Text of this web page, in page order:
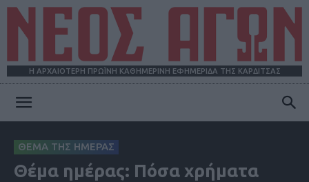
Η ΑΡΧΑΙΟΤΕΡΗ ΠΡΩΪΝΗ ΚΑΘΗΜΕΡΙΝΗ ΕΦΗΜΕΡΙΔΑ ΤΗΣ ΚΑΡΔΙΤΣΑΣ
ΑΓΩΝ
ΘΕΜΑ ΤΗΣ ΗΜΕΡΑΣ
Θέμα ημέρας: Πόσα χρήματα